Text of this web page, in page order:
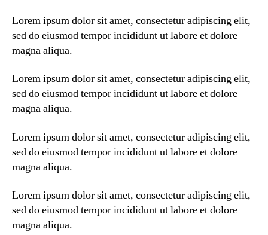
Lorem ipsum dolor sit amet, consectetur adipiscing elit,
sed do eiusmod tempor incididunt ut labore et dolore
magna aliqua.
Lorem ipsum dolor sit amet, consectetur adipiscing elit,
sed do eiusmod tempor incididunt ut labore et dolore
magna aliqua.
Lorem ipsum dolor sit amet, consectetur adipiscing elit,
sed do eiusmod tempor incididunt ut labore et dolore
magna aliqua.
Lorem ipsum dolor sit amet, consectetur adipiscing elit,
sed do eiusmod tempor incididunt ut labore et dolore
magna aliqua.